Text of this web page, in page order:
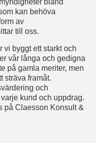
bland
kan behöva
av
till oss.
vi byggt ett starkt och
vår långa och gedigna
på gamla meriter, men
sträva framåt.
och
kund och uppdrag.
på Claesson Konsult &